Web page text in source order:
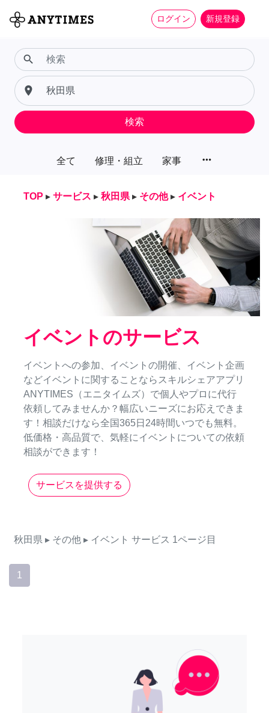
ログイン 新規登録
全て 修理・組立 家事 more_horiz
search
place
検索
TOP ▸ サービス ▸ 秋田県 ▸ その他 ▸ イベント
イベントのサービス
イベントへの参加、イベントの開催、イベント企画
などイベントに関することならスキルシェアアプリ
ANYTIMES（エニタイムズ）で個人やプロに代行
依頼してみませんか？幅広いニーズにお応えできま
す！相談だけなら全国365日24時間いつでも無料。
低価格・高品質で、気軽にイベントについての依頼
相談ができます！
サービスを提供する
秋田県 ▸ その他 ▸ イベント サービス 1ページ目
1